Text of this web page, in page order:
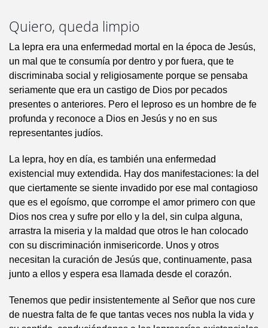
Quiero, queda limpio
La lepra era una enfermedad mortal en la época de Jesús,
un mal que te consumía por dentro y por fuera, que te
discriminaba social y religiosamente porque se pensaba
seriamente que era un castigo de Dios por pecados
presentes o anteriores. Pero el leproso es un hombre de fe
profunda y reconoce a Dios en Jesús y no en sus
representantes judíos.
La lepra, hoy en día, es también una enfermedad
existencial muy extendida. Hay dos manifestaciones: la del
que ciertamente se siente invadido por ese mal contagioso
que es el egoísmo, que corrompe el amor primero con que
Dios nos crea y sufre por ello y la del, sin culpa alguna,
arrastra la miseria y la maldad que otros le han colocado
con su discriminación inmisericorde. Unos y otros
necesitan la curación de Jesús que, continuamente, pasa
junto a ellos y espera esa llamada desde el corazón.
Tenemos que pedir insistentemente al Señor que nos cure
de nuestra falta de fe que tantas veces nos nubla la vida y